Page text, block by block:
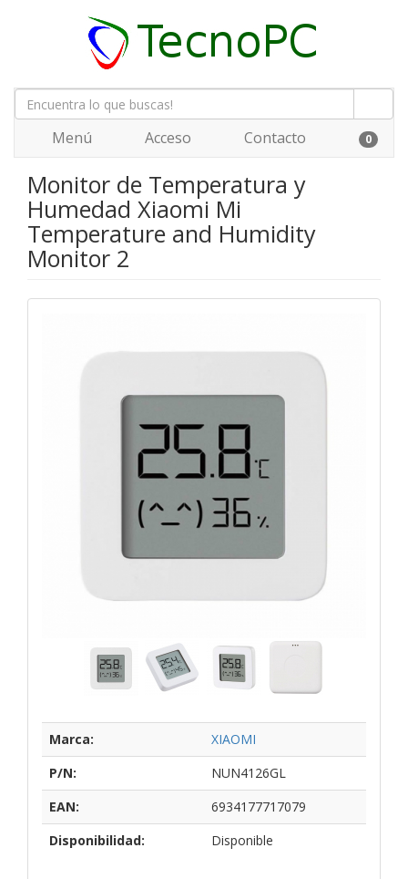
Menú Acceso Contacto 0
Monitor de Temperatura y
Humedad Xiaomi Mi
Temperature and Humidity
Monitor 2
Marca:
XIAOMI
P/N:
NUN4126GL
EAN:
6934177717079
Disponibilidad:
Disponible